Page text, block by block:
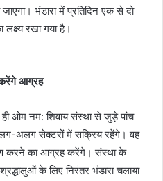
भंडारा में प्रतिदिन एक से दो
रखा गया है।
आग्रह
ओम नम: शिवाय संस्था से जुड़े पांच
अलग सेक्टरों में सक्रिय रहेंगे। वह
करने का आग्रह करेंगे। संस्था के
के लिए निरंतर भंडारा चलाया